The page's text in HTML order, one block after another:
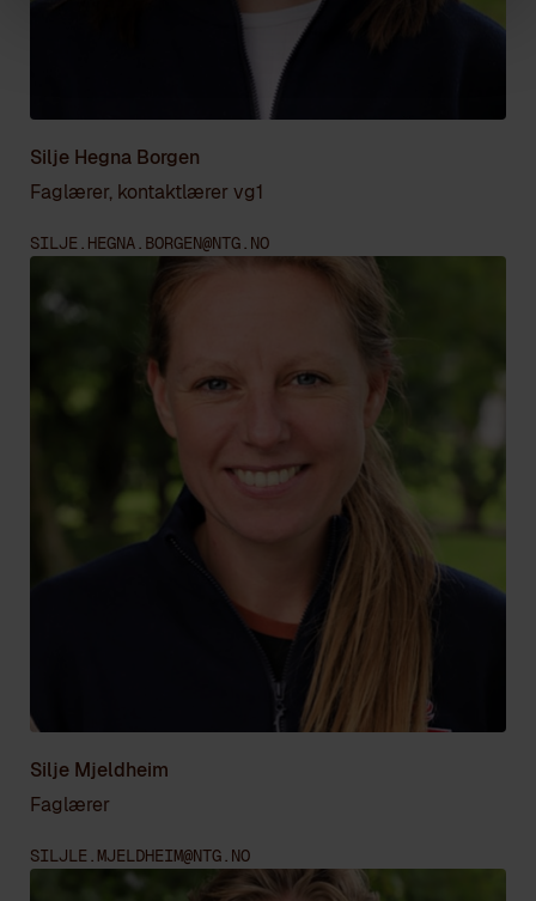
Silje Hegna Borgen
Faglærer, kontaktlærer vg1
SILJE.HEGNA.BORGEN@NTG.NO
Silje Mjeldheim
Faglærer
SILJLE.MJELDHEIM@NTG.NO